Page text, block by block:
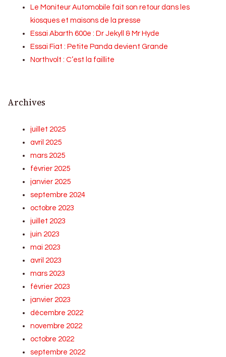
Le Moniteur Automobile fait son retour dans les
kiosques et maisons de la presse
Essai Abarth 600e : Dr Jekyll & Mr Hyde
Essai Fiat : Petite Panda devient Grande
Northvolt : C’est la faillite
Archives
juillet 2025
avril 2025
mars 2025
février 2025
janvier 2025
septembre 2024
octobre 2023
juillet 2023
juin 2023
mai 2023
avril 2023
mars 2023
février 2023
janvier 2023
décembre 2022
novembre 2022
octobre 2022
septembre 2022